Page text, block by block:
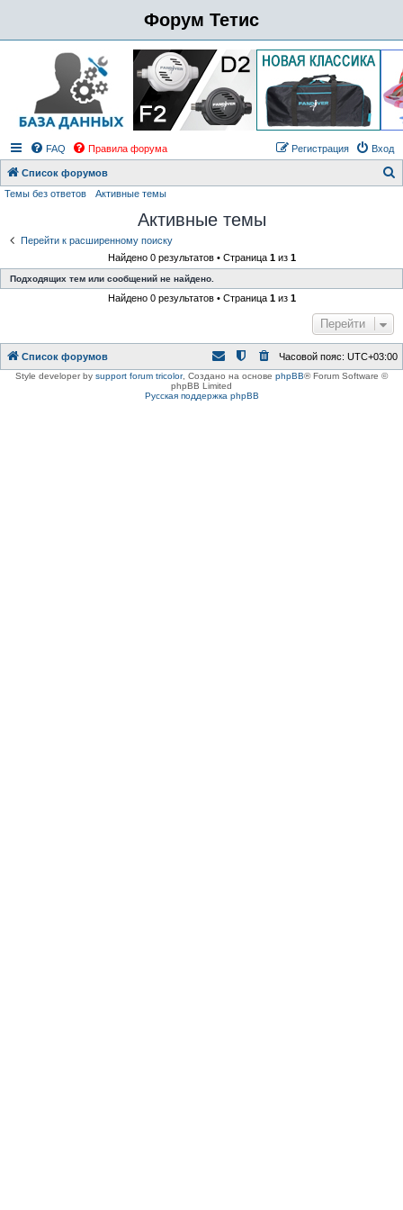
Форум Тетис
FAQ Правила форума Вход
Регистрация
Список форумов
Темы без ответов Активные темы
Активные темы
Перейти к расширенному поиску
Найдено 0 результатов • Страница 1из 1
Подходящих тем или сообщений не найдено.
Найдено 0 результатов • Страница 1из 1
Перейти
Список форумов Часовой пояс: UTC+03:00
Style developer by support forum tricolor, Создано на основе phpBB® Forum Software ©
phpBB Limited
Русская поддержка phpBB